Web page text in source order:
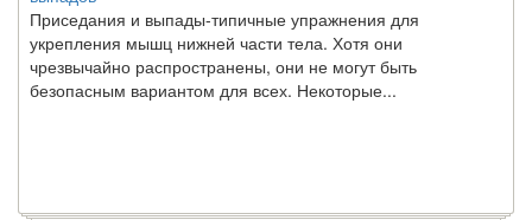
укрепления мышц нижней части тела. Хотя они
чрезвычайно распространены, они не могут быть
безопасным вариантом для всех. Некоторые...